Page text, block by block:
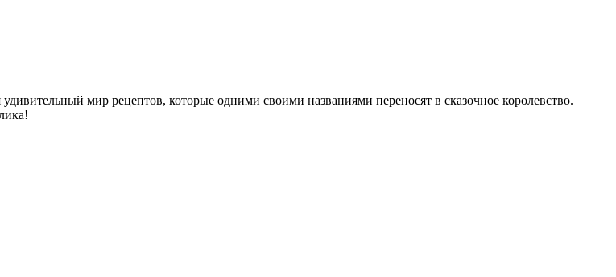
мир рецептов, которые одними своими названиями переносят в сказочное королевство.